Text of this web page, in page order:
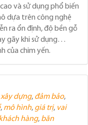
và sử dụng phổ biến
dựa trên công nghệ
ra ổn định, độ bền gỗ
gãy khi sử dụng…
của chim yến.
xây dựng, đảm bảo,
, mô hình, giá trị, vai
hàng, băn